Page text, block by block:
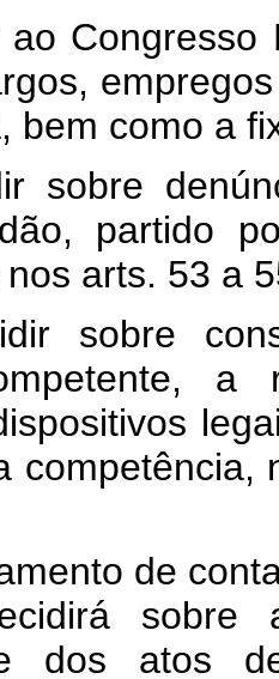
Congresso
bem como a
sobre
partido
arts. 53 a
sobre
competência,
de
dos atos